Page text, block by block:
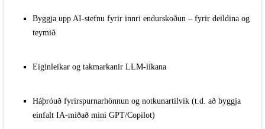
Byggja upp AI-stefnu fyrir innri endurskoðun – fyrir deildina og
teymið
Eiginleikar og takmarkanir LLM-líkana
Háþróuð fyrirspurnarhönnun og notkunartilvik (t.d. að byggja
einfalt IA-miðað mini GPT/Copilot)